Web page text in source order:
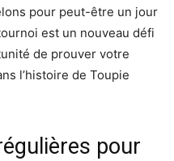
pour peut-être un jour
est un nouveau défi
de prouver votre
l’histoire de Toupie
pour